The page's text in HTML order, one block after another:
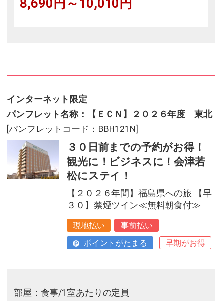
8,690円～10,010円
インターネット限定
パンフレット名称：【ＥＣＮ】２０２６年度 東北
[パンフレットコード：BBH121N]
３０日前までの予約がお得！
観光に！ビジネスに！会津若
松にステイ！
【２０２６年間】福島県への旅 【早
３０】禁煙ツイン≪無料朝食付≫
現地払い
事前払い
ポイントがたまる
早期がお得
部屋：食事/1室あたりの定員